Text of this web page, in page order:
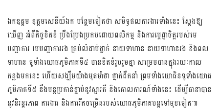
ឯកឧត្តម ឧត្តមសេនីយ៍ឯក បន្ថែមទៀតថា សមិទ្ធផល​ការងារ​ទាំងនេះ ស្តែងឱ្យ​
ឃើញ អំពីកិច្ច​ខិតខំ ប្រឹងប្រែង​ប្រកប​ដោយ​ពលិកម្ម និងការ​ប្តេជ្ញា​​ចិត្ត​របស់​មេ
បញ្ជាការ មេបញ្ជាការរង គ្រប់​លំដាប់ថ្នាក់ នាយ​ទាហាន នាយទាហានរង និងពល​
ទាហាន ទូទាំង​យោធ​ភូមិ​ភាគ​ទី៥ បាន​ខិត​ខំ​រួប​រួម​គ្នា សម្រេច​បានក្នុងរយៈ​កាល
កន្លង​មកនេះ ហើយ​សង្ឃឹមយ៉ាង​មុតមាំថា ថ្នាក់​ដឹកនាំ ព្រមទាំង​យោធិន​ទូទាំង​យោធ​
ភូមិភាគ​ទី៥ នឹង​បន្ត​ប្រ​កាន់​ខ្ជាប់នូវស្មារតី និងគោល​ការណ៍​ទាំងនេះ ដើម្បីធានា​បាន​​
នូវ​និរន្តរភាព ការងារ និងការរីក​ចម្រើន​របស់យោធភូមិ​ភាគបន្ត​ទៅមុខ​ទៀត៕